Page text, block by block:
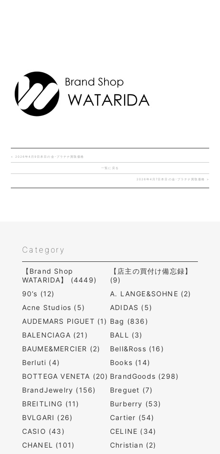
< 2026年4月9日本日の金･プラチナ買取価格
一覧に戻る
2026年4月7日本日の金･プラチナ買取価格 >
Category
【Brand Shop
WATARIDA】 (4449)
【店主の買付け備忘録】
(9)
90’s (12)
A. LANGE&SOHNE (2)
Acne Studios (5)
ADIDAS (5)
AUDEMARS PIGUET (1) Bag (836)
BALENCIAGA (21)
BALL (3)
BAUME&MERCIER (2)
Bell&Ross (16)
Berluti (4)
Books (14)
BOTTEGA VENETA (20) BrandGoods (298)
BrandJewelry (156)
Breguet (7)
BREITLING (11)
Burberry (53)
BVLGARI (26)
Cartier (54)
CASIO (43)
CELINE (34)
CHANEL (101)
Christian (2)